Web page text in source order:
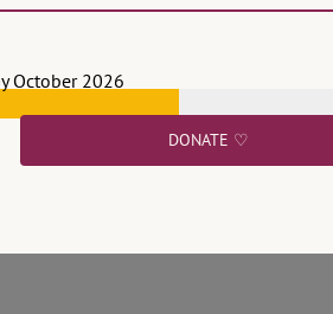
October 2026
DONATE ♡